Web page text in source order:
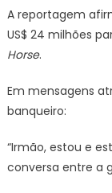
A reportagem
US$ 24 milhões
Horse.
Em mensagens
banqueiro:
“Irmão, estou e
conversa entre a